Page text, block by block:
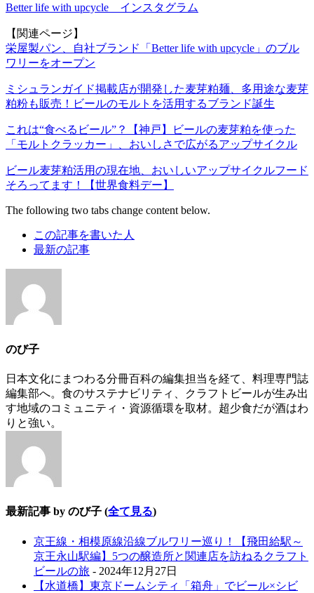
Better life with upcycle インスタグラム
【関連ページ】
栄屋製パン、自社ブランド「Better life with upcycle」のブル
ワリーをオープン
ミシュランガイド掲載店が開発した麦芽粕麺、多用途な麦芽
粕粉も販売！ビールのモルトを活用するブランド誕生
これは“食べるビール”？【神戸】ビールの麦芽粕を使った
「モルトクラッカー」、おいしさで広がるアップサイクル
ビール麦芽粕活用の現在地、おいしいアップサイクルフード
そろってます！【世界食料デー】
The following two tabs change content below.
この記事を書いた人
最新の記事
のび子
日本文化にまつわる分冊百科の編集担当を経て、料理専門誌
編集部へ。食のサステナビリティ、クラフトビールが生み出
す地域のコミュニティ・資源循環を取材。超少食だが酒はわ
りと強い。
最新記事 by のび子 (全て見る)
京王線・相模原線沿線ブルワリー巡り！【飛田給駅～
京王永山駅編】5つの醸造所と関連店を訪ねるクラフト
ビールの旅 - 2024年12月27日
【水道橋】東京ドームシティ「箱舟」でビール×シビ